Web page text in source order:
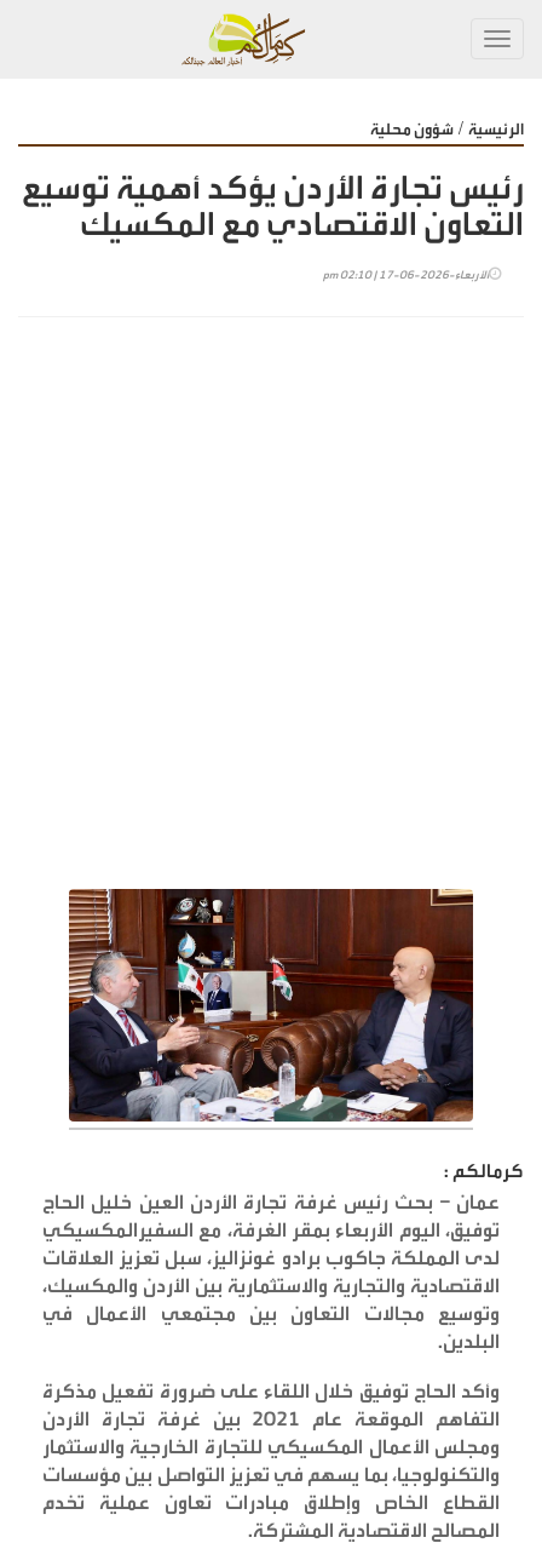
الرئيسية / شؤون محلية
رئيس تجارة الأردن يؤكد أهمية توسيع
التعاون الاقتصادي مع المكسيك
الأربعاء-2026-06-17 | 02:10 pm
كرمالكم :
عمان – بحث رئيس غرفة تجارة الأردن العين خليل الحاج
توفيق، اليوم الأربعاء بمقر الغرفة، مع السفيرالمكسيكي
لدى المملكة جاكوب برادو غونزاليز، سبل تعزيز العلاقات
الاقتصادية والتجارية والاستثمارية بين الأردن والمكسيك،
وتوسيع مجالات التعاون بين مجتمعي الأعمال في
البلدين.
وأكد الحاج توفيق خلال اللقاء على ضرورة تفعيل مذكرة
التفاهم الموقعة عام 2021 بين غرفة تجارة الأردن
ومجلس الأعمال المكسيكي للتجارة الخارجية والاستثمار
والتكنولوجيا، بما يسهم في تعزيز التواصل بين مؤسسات
القطاع الخاص وإطلاق مبادرات تعاون عملية تخدم
المصالح الاقتصادية المشتركة.